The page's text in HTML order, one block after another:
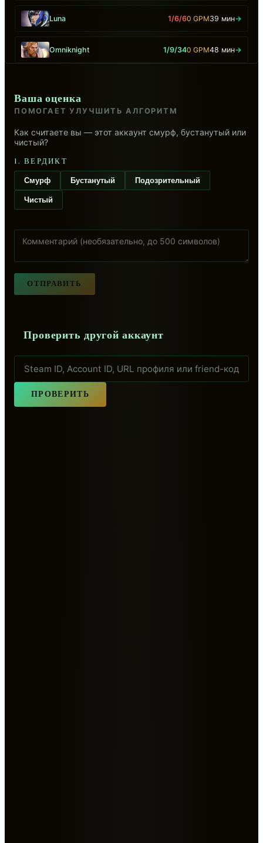
Luna 1/6/60 GPM39 мин→
Omniknight 1/9/340 GPM48 мин→
Ваша оценка
ПОМОГАЕТ УЛУЧШИТЬ АЛГОРИТМ
Как считаете вы — этот аккаунт смурф, бустанутый или
чистый?
1. ВЕРДИКТ
Смурф Бустанутый Подозрительный
Чистый
ОТПРАВИТЬ
Проверить другой аккаунт
ПРОВЕРИТЬ